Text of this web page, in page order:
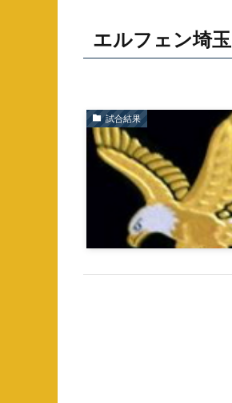
エルフェン埼玉
試合結果